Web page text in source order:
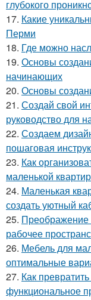
глубокого
17. Какие
Перми
18. Где можно
19. Основы
начинающих
20. Основы
21. Создай свой
руководство для
22. Создаем
пошаговая
23. Как
маленькой
24. Маленькая
создать уютный
25. Преображение
рабочее
26. Мебель для
оптимальные
27. Как
функциональное